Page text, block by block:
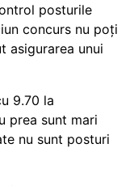
posturile
concurs nu poți
asigurarea unui
9.70 la
prea sunt mari
nu sunt posturi